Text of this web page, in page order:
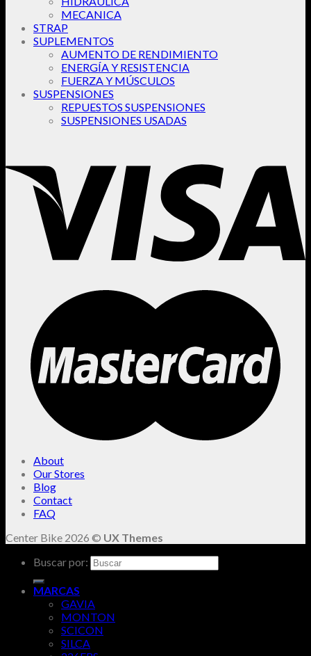
MECANICA
STRAP
SUPLEMENTOS
AUMENTO DE RENDIMIENTO
ENERGÍA Y RESISTENCIA
FUERZA Y MÚSCULOS
SUSPENSIONES
REPUESTOS SUSPENSIONES
SUSPENSIONES USADAS
About
Our Stores
Blog
Contact
FAQ
Center Bike 2026 © UX Themes
Buscar por:
MARCAS
GAVIA
MONTON
SCICON
SILCA